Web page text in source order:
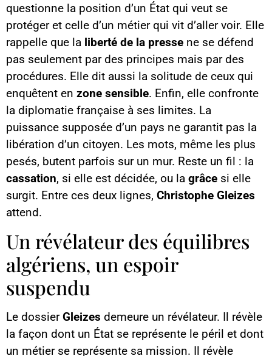
questionne la position d’un État qui veut se
protéger et celle d’un métier qui vit d’aller voir. Elle
rappelle que la liberté de la presse ne se défend
pas seulement par des principes mais par des
procédures. Elle dit aussi la solitude de ceux qui
enquêtent en zone sensible. Enfin, elle confronte
la diplomatie française à ses limites. La
puissance supposée d’un pays ne garantit pas la
libération d’un citoyen. Les mots, même les plus
pesés, butent parfois sur un mur. Reste un fil : la
cassation, si elle est décidée, ou la grâce si elle
surgit. Entre ces deux lignes, Christophe Gleizes
attend.
Un révélateur des équilibres
algériens, un espoir
suspendu
Le dossierGleizes demeure un révélateur. Il révèle
la façon dont un État se représente le péril et dont
un métier se représente sa mission. Il révèle